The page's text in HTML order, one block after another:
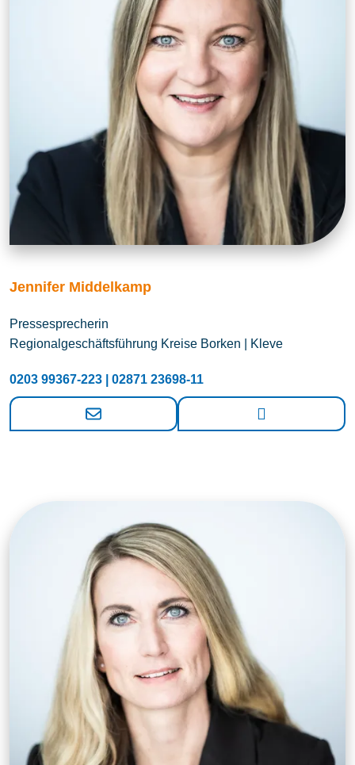
Jennifer Middelkamp
Pressesprecherin
Regionalgeschäftsführung Kreise Borken | Kleve
0203 99367-223 | 02871 23698-11